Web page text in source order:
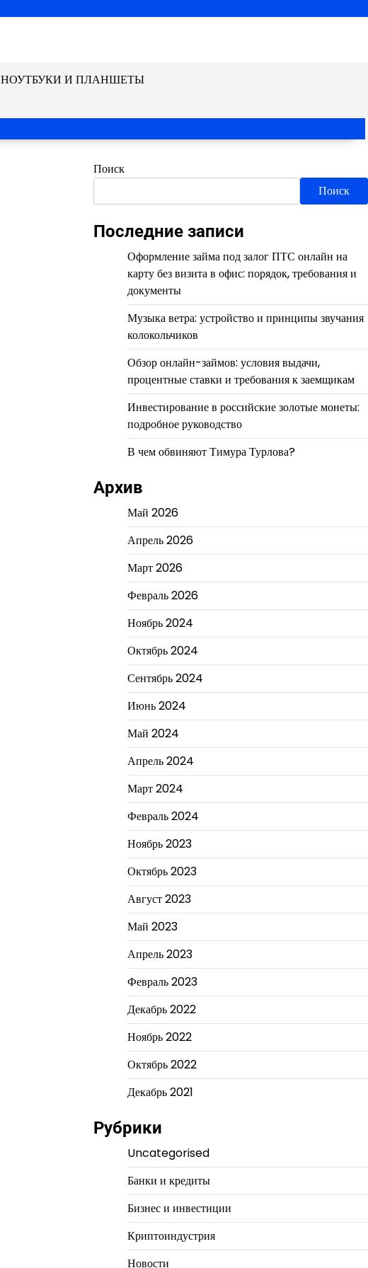
НОУТБУКИ И ПЛАНШЕТЫ
Поиск
Поиск
Последние записи
Оформление займа под залог ПТС онлайн на
карту без визита в офис: порядок, требования и
документы
Музыка ветра: устройство и принципы звучания
колокольчиков
Обзор онлайн-займов: условия выдачи,
процентные ставки и требования к заемщикам
Инвестирование в российские золотые монеты:
подробное руководство
В чем обвиняют Тимура Турлова?
Архив
Май 2026
Апрель 2026
Март 2026
Февраль 2026
Ноябрь 2024
Октябрь 2024
Сентябрь 2024
Июнь 2024
Май 2024
Апрель 2024
Март 2024
Февраль 2024
Ноябрь 2023
Октябрь 2023
Август 2023
Май 2023
Апрель 2023
Февраль 2023
Декабрь 2022
Ноябрь 2022
Октябрь 2022
Декабрь 2021
Рубрики
Uncategorised
Банки и кредиты
Бизнес и инвестиции
Криптоиндустрия
Новости